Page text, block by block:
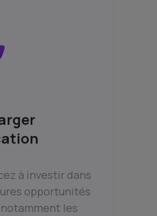
à investir dans
opportunités
notamment les